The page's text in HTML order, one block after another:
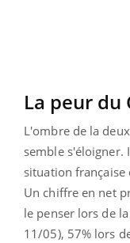
La peur du
L'ombre de la
semble s'éloigner.
situation
Un chiffre en net
le penser lors de
11/05), 57% lors